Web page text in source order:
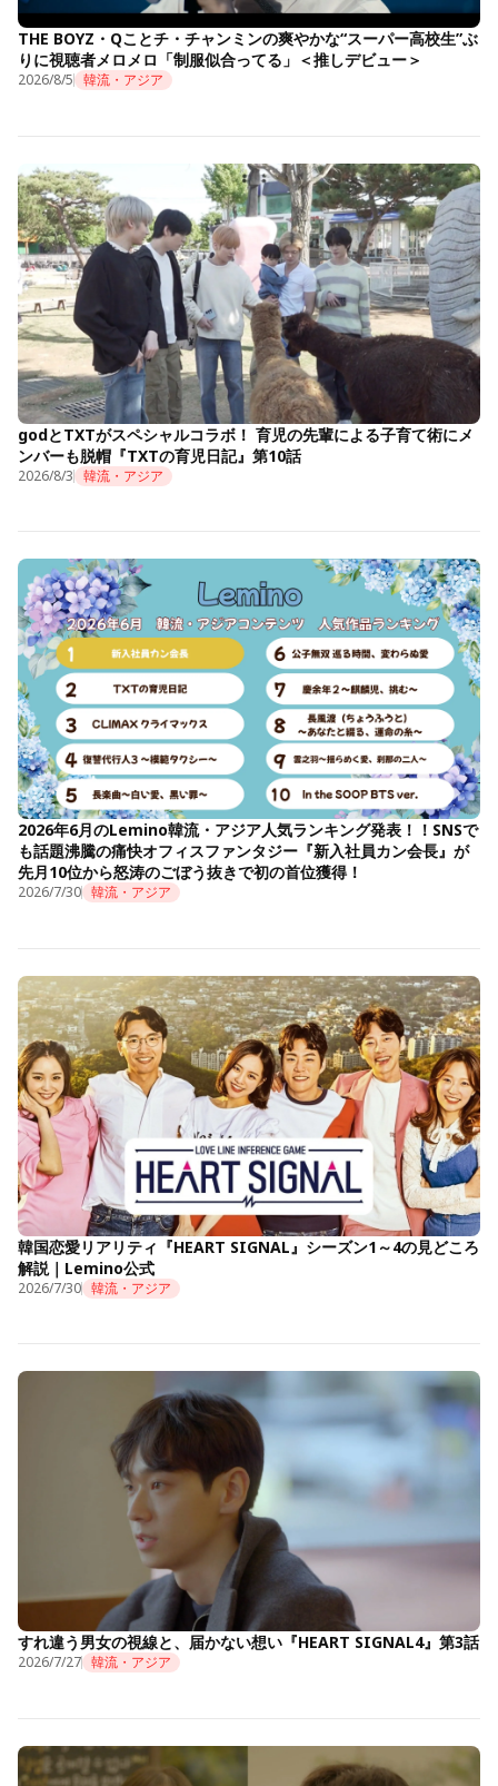
THE BOYZ・Qことチ・チャンミンの爽やかな“スーパー高校生”ぶ
りに視聴者メロメロ「制服似合ってる」＜推しデビュー＞
2026/8/5 韓流・アジア
godとTXTがスペシャルコラボ！ 育児の先輩による子育て術にメ
ンバーも脱帽『TXTの育児日記』第10話
2026/8/3 韓流・アジア
2026年6月のLemino韓流・アジア人気ランキング発表！！SNSで
も話題沸騰の痛快オフィスファンタジー『新入社員カン会長』が
先月10位から怒涛のごぼう抜きで初の首位獲得！
2026/7/30 韓流・アジア
韓国恋愛リアリティ『HEART SIGNAL』シーズン1～4の見どころ
解説｜Lemino公式
2026/7/30 韓流・アジア
すれ違う男女の視線と、届かない想い『HEART SIGNAL4』第3話
2026/7/27 韓流・アジア